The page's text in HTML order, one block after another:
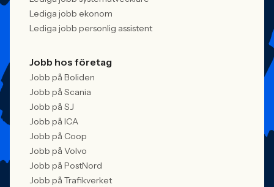
Lediga jobb ekonom
Lediga jobb personlig assistent
Jobb hos företag
Jobb på Boliden
Jobb på Scania
Jobb på SJ
Jobb på ICA
Jobb på Coop
Jobb på Volvo
Jobb på PostNord
Jobb på Trafikverket